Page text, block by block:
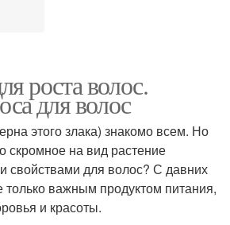
роста волос.
для волос
этого злака) знакомо всем. Но
скромное на вид растение
свойствами для волос? С давних
важным продуктом питания,
и красоты.